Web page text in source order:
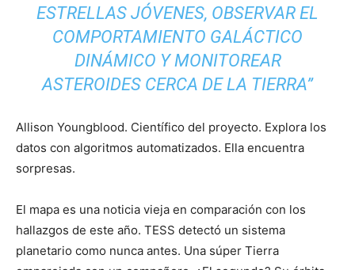
ESTRELLAS JÓVENES, OBSERVAR EL
COMPORTAMIENTO GALÁCTICO
DINÁMICO Y MONITOREAR
ASTEROIDES CERCA DE LA TIERRA”
Allison Youngblood. Científico del proyecto. Explora los
datos con algoritmos automatizados. Ella encuentra
sorpresas.
El mapa es una noticia vieja en comparación con los
hallazgos de este año. TESS detectó un sistema
planetario como nunca antes. Una súper Tierra